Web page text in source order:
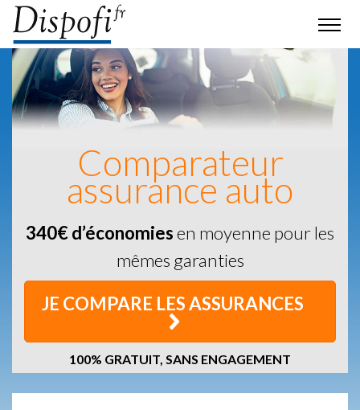
Comparateur
assurance auto
340€ d’économiesen moyenne pour les
mêmes garanties
JE COMPARE LES ASSURANCES
100% GRATUIT, SANS ENGAGEMENT